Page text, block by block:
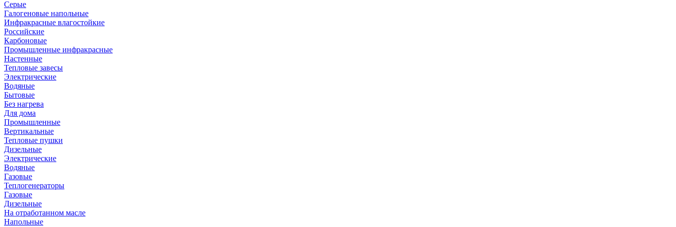
Серые
Галогеновые напольные
Инфракрасные влагостойкие
Российские
Карбоновые
Промышленные инфракрасные
Настенные
Тепловые завесы
Электрические
Водяные
Бытовые
Без нагрева
Для дома
Промышленные
Вертикальные
Тепловые пушки
Дизельные
Электрические
Водяные
Газовые
Теплогенераторы
Газовые
Дизельные
На отработанном масле
Напольные